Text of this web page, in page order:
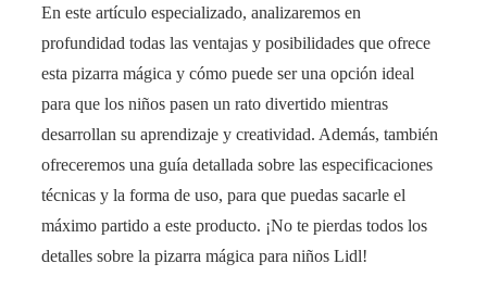
En este artículo especializado, analizaremos en
profundidad todas las ventajas y posibilidades que ofrece
esta pizarra mágica y cómo puede ser una opción ideal
para que los niños pasen un rato divertido mientras
desarrollan su aprendizaje y creatividad. Además, también
ofreceremos una guía detallada sobre las especificaciones
técnicas y la forma de uso, para que puedas sacarle el
máximo partido a este producto. ¡No te pierdas todos los
detalles sobre la pizarra mágica para niños Lidl!